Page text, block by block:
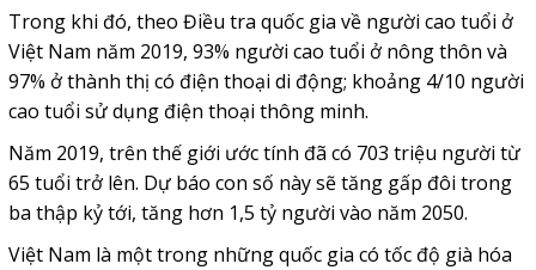
Trong khi đó, theo Điều tra quốc gia về người cao tuổi ở
Việt Nam năm 2019, 93% người cao tuổi ở nông thôn và
97% ở thành thị có điện thoại di động; khoảng 4/10 người
cao tuổi sử dụng điện thoại thông minh.
Năm 2019, trên thế giới ước tính đã có 703 triệu người từ
65 tuổi trở lên. Dự báo con số này sẽ tăng gấp đôi trong
ba thập kỷ tới, tăng hơn 1,5 tỷ người vào năm 2050.
Việt Nam là một trong những quốc gia có tốc độ già hóa